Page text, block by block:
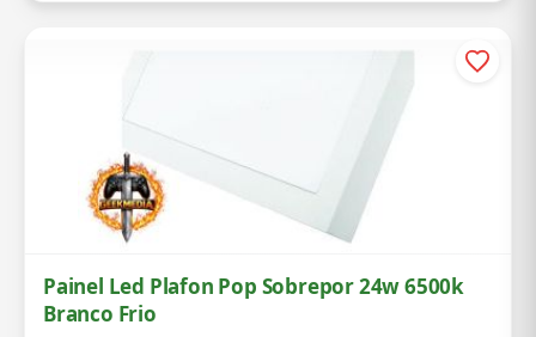
Painel Led Plafon Pop Sobrepor 24w 6500k
Branco Frio